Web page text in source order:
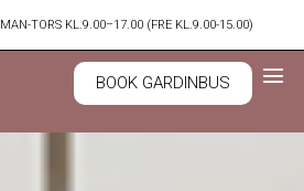
MAN-TORS KL.9.00–17.00 (FRE KL.9.00-15.00)
BOOK GARDINBUS